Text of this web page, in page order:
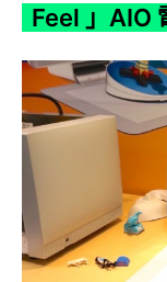
Feel 」AIO